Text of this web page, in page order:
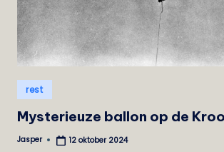
Geplaatst
in
rest
Mysterieuze ballon op de
Geplaatst
Jasper 12 oktober 2024